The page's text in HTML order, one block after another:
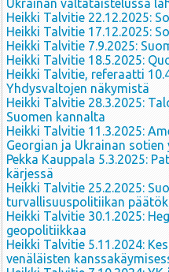
Ukrainan valtataistelussa
Heikki Talvitie 22.12.2025:
Heikki Talvitie 17.12.2025:
Heikki Talvitie 7.9.2025:
Heikki Talvitie 18.5.2025:
Heikki Talvitie, referaatti
Yhdysvaltojen näkymistä
Heikki Talvitie 28.3.2025:
Suomen kannalta
Heikki Talvitie 11.3.2025:
Georgian ja Ukrainan sotien
Pekka Kauppala 5.3.2025:
kärjessä
Heikki Talvitie 25.2.2025:
turvallisuuspolitiikan
Heikki Talvitie 30.1.2025:
geopolitiikkaa
Heikki Talvitie 5.11.2024:
venäläisten